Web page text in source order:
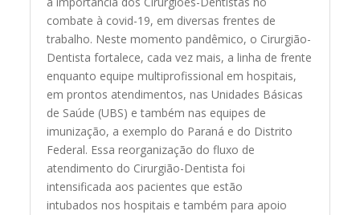
combate à covid-19, em diversas frentes de
trabalho. Neste momento pandêmico, o Cirurgião-
Dentista fortalece, cada vez mais, a linha de frente
enquanto equipe multiprofissional em hospitais,
em prontos atendimentos, nas Unidades Básicas
de Saúde (UBS) e também nas equipes de
imunização, a exemplo do Paraná e do Distrito
Federal. Essa reorganização do fluxo de
atendimento do Cirurgião-Dentista foi
intensificada aos pacientes que estão
intubados nos hospitais e também para apoio